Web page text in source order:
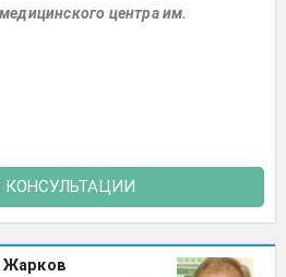
центра им.
КОНСУЛЬТАЦИИ
Жарков